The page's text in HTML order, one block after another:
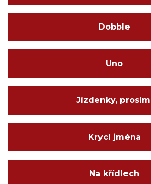
Dobble
Uno
Jízdenky,
Krycí jména
Na křídlech